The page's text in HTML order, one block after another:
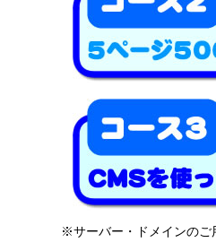
※サーバー・ドメインのご